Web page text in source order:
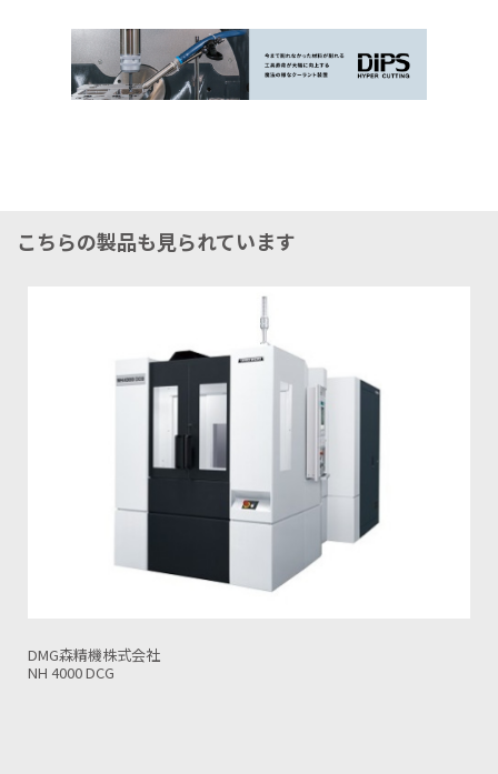
こちらの製品も見られています
安田工業株式会社
YBM 7T